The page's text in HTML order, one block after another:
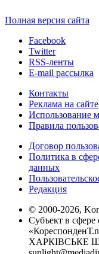
Полная версия сайта
Facebook
Twitter
RSS-ленты
E-mail рассылка
Контакты
Реклама на сайте
Использование
Правила
Договор
Политика в
данных
Редакция
© 2000-2026,
Субъект в
ХАРКІВСЬКЕ